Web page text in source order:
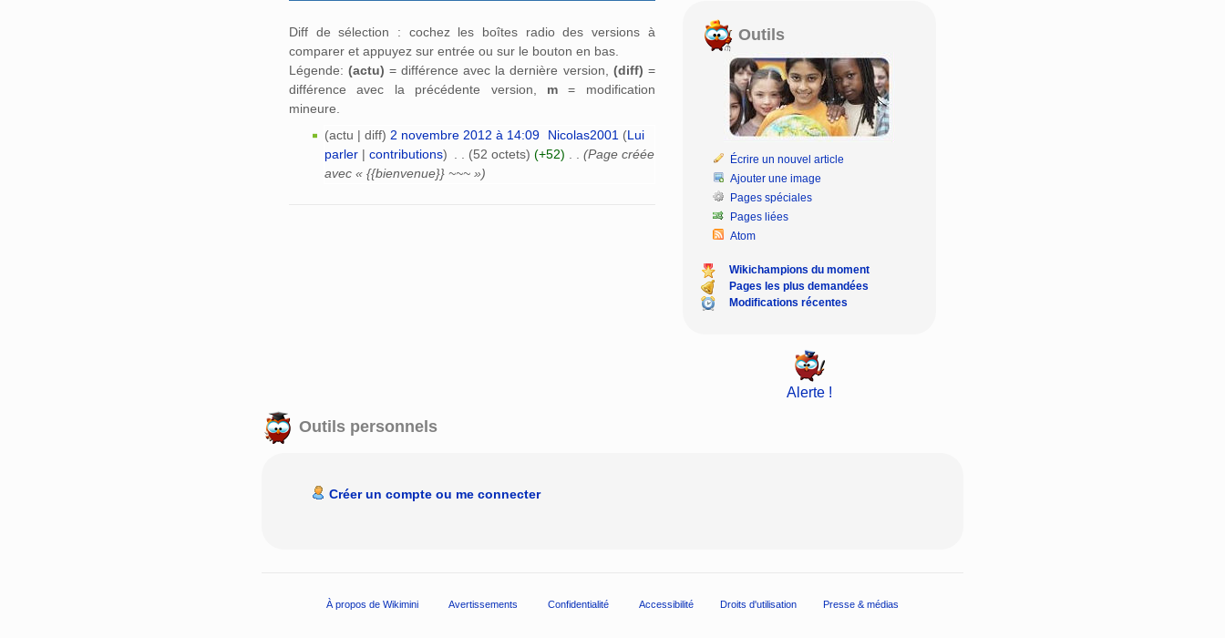
Diff de sélection : cochez les boîtes radio des versions à
comparer et appuyez sur entrée ou sur le bouton en bas.
Légende:(actu) = différence avec la dernière version, (diff) =
différence avec la précédente version, m= modification
mineure.
(actu | diff) 2 novembre 2012 à 14:09‎ Nicolas2001 (Lui
parler| contributions) (52 octets) (+52)
(Page créée
avec « {{bienvenue}} ~~~ »)
Outils
Écrire un nouvel article
Ajouter une image
Pages spéciales
Pages liées
Atom
Wikichampions du moment
Pages les plus demandées
Modifications récentes
Alerte !
Outils personnels
Créer un compte ou me connecter
À propos de Wikimini Avertissements Confidentialité Accessibilité Droits d'utilisation Presse & médias